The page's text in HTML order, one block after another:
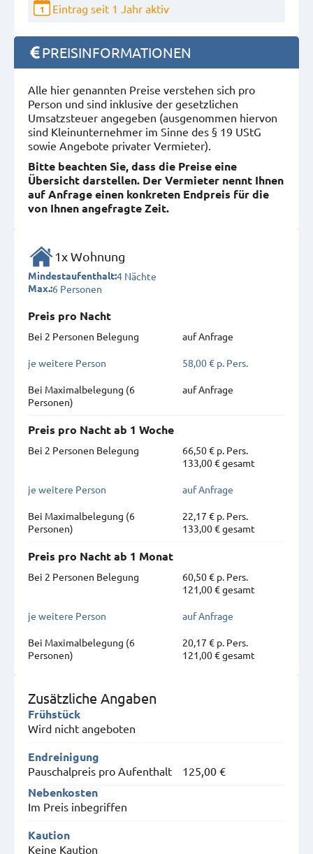
1 Eintrag seit 1 Jahr aktiv
PREISINFORMATIONEN
Alle hier genannten Preise verstehen sich pro
Person und sind inklusive der gesetzlichen
Umsatzsteuer angegeben (ausgenommen hiervon
sind Kleinunternehmer im Sinne des § 19 UStG
sowie Angebote privater Vermieter).
Bitte beachten Sie, dass die Preise eine
Übersicht darstellen. Der Vermieter nennt Ihnen
auf Anfrage einen konkreten Endpreis für die
von Ihnen angefragte Zeit.
1x Wohnung
Mindestaufenthalt:4 Nächte
Max.:6 Personen
Preis pro Nacht
Bei 2 Personen Belegung
auf Anfrage
je weitere Person 58,00 € p. Pers.
Bei Maximal­belegung (6
Personen)
auf Anfrage
Preis pro Nacht ab 1 Woche
Bei 2 Personen Belegung
66,50 € p. Pers.
133,00 € gesamt
je weitere Person auf Anfrage
Bei Maximal­belegung (6
Personen)
22,17 € p. Pers.
133,00 € gesamt
Preis pro Nacht ab 1 Monat
Bei 2 Personen Belegung
60,50 € p. Pers.
121,00 € gesamt
je weitere Person auf Anfrage
Bei Maximal­belegung (6
Personen)
20,17 € p. Pers.
121,00 € gesamt
Zusätzliche Angaben
Frühstück
Wird nicht angeboten
Endreinigung
Pauschalpreis pro Aufenthalt 125,00 €
Nebenkosten
Im Preis inbegriffen
Kaution
Keine Kaution